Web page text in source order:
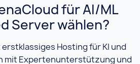
für AI/ML
Server wählen?
Hosting für KI und
mit Expertenunterstützung und